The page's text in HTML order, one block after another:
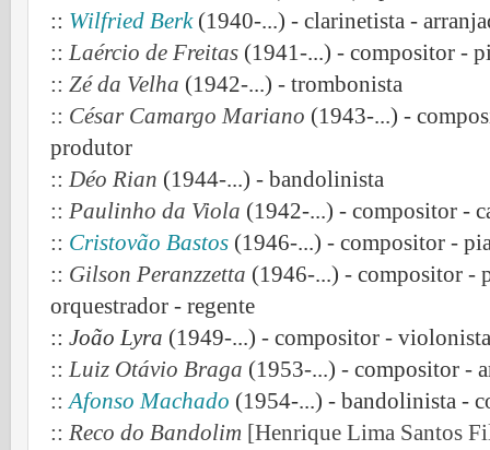
:: Wilfried Berk(1940-...) - clarinetista -
:: Laércio de Freitas (1941-...) - compositor -
:: Zé da Velha (1942-...) - trombonista
:: César Camargo Mariano (1943-...) -
produtor
:: Déo Rian (1944-...) - bandolinista
:: Paulinho da Viola (1942-...) - compositor -
:: Cristovão Bastos (1946-...) - compositor -
:: Gilson Peranzzetta (1946-...) - compositor -
orquestrador - regente
:: João Lyra (1949-...) - compositor - violonista
:: Luiz Otávio Braga (1953-...) - compositor -
::Afonso Machado (1954-...) - bandolinista -
:: Reco do Bandolim [Henrique Lima Santos